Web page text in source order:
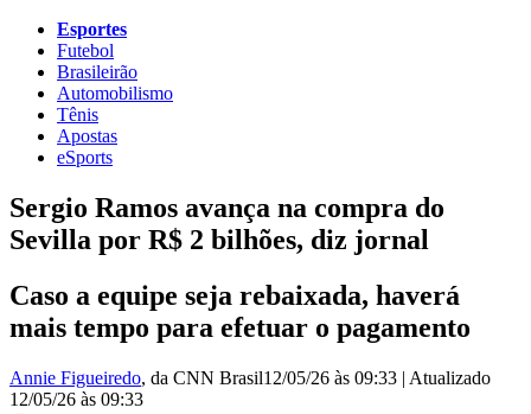
Esportes
Futebol
Brasileirão
Automobilismo
Tênis
Apostas
eSports
Sergio Ramos avança na compra do
Sevilla por R$ 2 bilhões, diz jornal
Caso a equipe seja rebaixada, haverá
mais tempo para efetuar o pagamento
Annie Figueiredo, da CNN Brasil12/05/26 às 09:33 | Atualizado
12/05/26 às 09:33